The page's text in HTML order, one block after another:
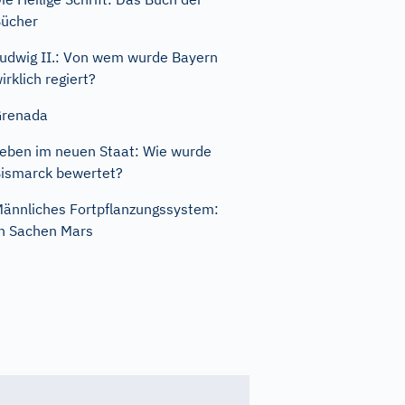
II.: Von wem wurde Bayern
regiert?
im neuen Staat: Wie wurde
bewertet?
Fortpflanzungssystem:
Sachen Mars